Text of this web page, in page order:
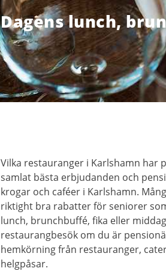
Dagens lunch,
Vilka restauranger i Karlshamn har
samlat bästa erbjudanden och
krogar och caféer i Karlshamn.
riktight bra rabatter för seniorer
lunch, brunchbuffé, fika eller
restaurangbesök om du är
hemkörning från restauranger,
helgpåsar.